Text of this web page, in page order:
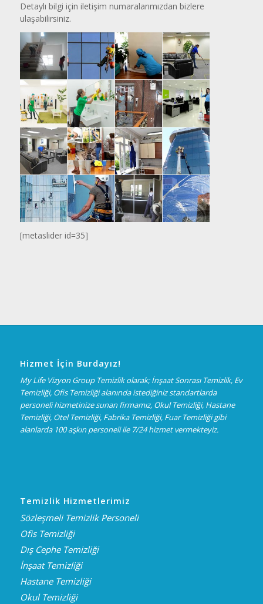
Detaylı bilgi için iletişim numaralarımızdan bizlere
ulaşabilirsiniz.
[metaslider id=35]
Hizmet İçin Burdayız!
My Life Vizyon Group Temizlik olarak; İnşaat Sonrası Temizlik, Ev
Temizliği, Ofis Temizliği alanında istediğiniz standartlarda
personeli hizmetinize sunan firmamız, Okul Temizliği, Hastane
Temizliği, Otel Temizliği, Fabrika Temizliği, Fuar Temizliği gibi
alanlarda 100 aşkın personeli ile 7/24 hizmet vermekteyiz.
Temizlik Hizmetlerimiz
Sözleşmeli Temizlik Personeli
Ofis Temizliği
Dış Cephe Temizliği
İnşaat Temizliği
Hastane Temizliği
Okul Temizliği